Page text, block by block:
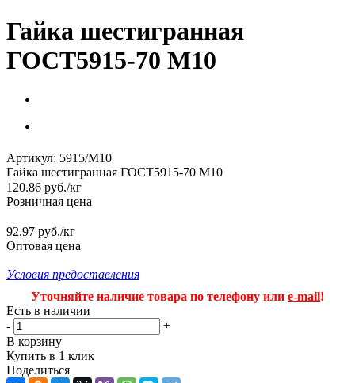
Гайка шестигранная
ГОСТ5915-70 М10
Артикул: 5915/M10
Гайка шестигранная ГОСТ5915-70 М10
120.86 руб./кг
Розничная цена
92.97 руб./кг
Оптовая цена
Условия предоставления
Уточняйте наличие товара по телефону или e-mail!
Есть в наличии
-
+
В корзину
Купить в 1 клик
Поделиться